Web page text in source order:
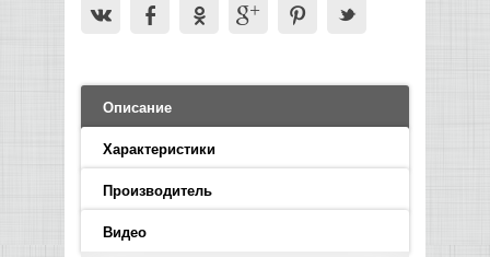
УСИЛИТЕЛИ
МИКШЕРЫ ЦИФРОВЫЕ
ЛИНЕЙНЫЕ МАССИВЫ
САБВУФЕРЫ ПАССИВНЫЕ
LED PAR
БАСОВЫЕ УСИЛИТЕЛИ И КАБИНЕТЫ
ГИТАРНЫЕ ПРИНАДЛЕЖНОСТИ
СЕМПЛЕРЫ И ГРУВБОКСЫ
СТОЙКИ ДЛЯ КЛАВИШНЫХ
ПРЕАМПЫ И МИКРОФОННЫЕ
ПРОГРАММНОЕ ОБЕСПЕЧЕНИЕ
ФЛЕЙТЫ
ПРОИГРЫВАТЕЛИ ВИНИЛА
ВИДЕО РЕКОРДЕРЫ
ВИДЕО КОНВЕРТЕРЫ
АКУСТИЧЕСКИЕ
ГРОМКОГОВОРИТЕЛИ
АНОНСЫ НОВИНОК
ИНФОРМАЦИЯ
О МАГАЗИНЕ
КАК КУПИТЬ
Описание
Характеристики
Производитель
Видео